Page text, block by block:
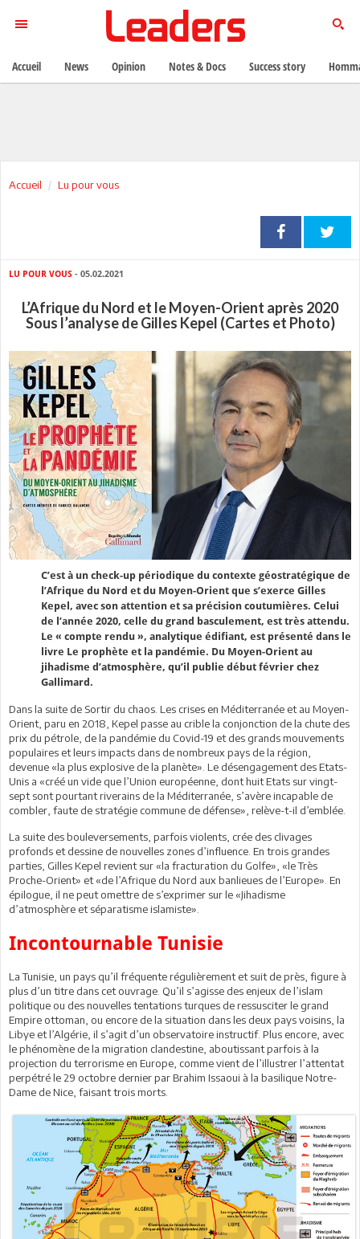
Accueil Lu pour vous
LU POUR VOUS - 05.02.2021
L’Afrique du Nord et le Moyen-Orient après 2020
Sous l’analyse de Gilles Kepel (Cartes et Photo)
C’est à un check-up périodique du contexte géostratégique de
l’Afrique du Nord et du Moyen-Orient que s’exerce Gilles
Kepel, avec son attention et sa précision coutumières. Celui
de l’année 2020, celle du grand basculement, est très attendu.
Le « compte rendu », analytique édifiant, est présenté dans le
livre Le prophète et la pandémie. Du Moyen-Orient au
jihadisme d’atmosphère, qu’il publie début février chez
Gallimard.
Dans la suite de Sortir du chaos. Les crises en Méditerranée et au Moyen-
Orient, paru en 2018, Kepel passe au crible la conjonction de la chute des
prix du pétrole, de la pandémie du Covid-19 et des grands mouvements
populaires et leurs impacts dans de nombreux pays de la région,
devenue «la plus explosive de la planète». Le désengagement des Etats-
Unis a «créé un vide que l’Union européenne, dont huit Etats sur vingt-
sept sont pourtant riverains de la Méditerranée, s’avère incapable de
combler, faute de stratégie commune de défense», relève-t-il d’emblée.
La suite des bouleversements, parfois violents, crée des clivages
profonds et dessine de nouvelles zones d’influence. En trois grandes
parties, Gilles Kepel revient sur «la fracturation du Golfe», «le Très
Proche-Orient» et «de l’Afrique du Nord aux banlieues de l’Europe». En
épilogue, il ne peut omettre de s’exprimer sur le «Jihadisme
d’atmosphère et séparatisme islamiste».
Incontournable Tunisie
La Tunisie, un pays qu’il fréquente régulièrement et suit de près, figure à
plus d’un titre dans cet ouvrage. Qu’il s’agisse des enjeux de l’islam
politique ou des nouvelles tentations turques de ressusciter le grand
Empire ottoman, ou encore de la situation dans les deux pays voisins, la
Libye et l’Algérie, il s’agit d’un observatoire instructif. Plus encore, avec
le phénomène de la migration clandestine, aboutissant parfois à la
projection du terrorisme en Europe, comme vient de l’illustrer l’attentat
perpétré le 29 octobre dernier par Brahim Issaoui à la basilique Notre-
Dame de Nice, faisant trois morts.
Accueil News Opinion Notes & Docs Success story